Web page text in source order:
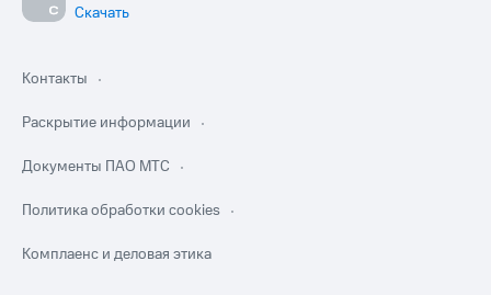
Скачать
Контакты
Раскрытие информации
Документы ПАО МТС
Политика обработки cookies
Комплаенс и деловая этика